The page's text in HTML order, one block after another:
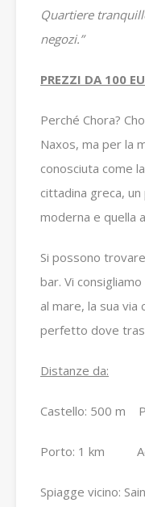
Quartiere
negozi.”
PREZZI DA 100
Perché Chora?
Naxos, ma per la
conosciuta come
cittadina greca,
moderna e quella
Si possono
bar. Vi
al mare, la sua via
perfetto dove
Distanze da:
Castello: 500 m
Porto: 1 km
Spiagge vicino: